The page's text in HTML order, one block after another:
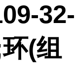
32-
(组